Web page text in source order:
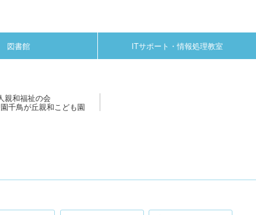
図書館 ITサポート・情報処理教室
親和福祉の会
千鳥が丘親和こども園